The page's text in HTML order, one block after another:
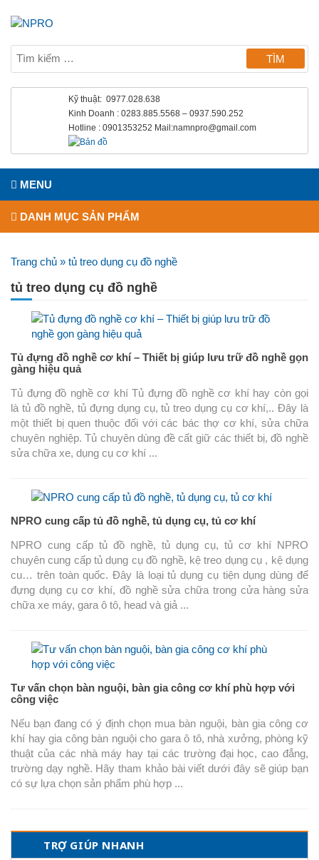
Kỹ thuật: 0977.028.638
Kinh Doanh : 0283.885.5568 – 0937.590.252
Hotline : 0901353252 Mail:namnpro@gmail.com
MENU
DANH MỤC SẢN PHẨM
Trang chủ » tủ treo dụng cụ đồ nghề
tủ treo dụng cụ đồ nghề
Tủ đựng đồ nghề cơ khí – Thiết bị giúp lưu trữ đồ nghề gọn
gàng hiệu quả
Tủ đựng đồ nghề cơ khí Tủ đựng đồ nghề cơ khí hay còn gọi
là tủ đồ nghề, tủ đựng dụng cụ, tủ treo dụng cụ cơ khí,.. Đây là
một thiết bị quen thuộc đối với các bác thợ cơ khí, sửa chữa
chuyên nghiệp. Tủ chuyên dùng đề cất giữ các thiết bị, đồ nghề
sửa chữa xe, dụng cụ cơ khí ...
NPRO cung cấp tủ đồ nghề, tủ dụng cụ, tủ cơ khí
NPRO cung cấp tủ đồ nghề, tủ dụng cụ, tủ cơ khí NPRO
chuyên cung cấp tủ dụng cụ đồ nghề, kệ treo dụng cụ , kệ dụng
cu… trên toàn quốc. Đây là loại tủ dụng cụ tiện dụng dùng để
đựng dụng cụ cơ khí, đồ nghề sửa chữa trong cửa hàng sửa
chữa xe máy, gara ô tô, head và giả ...
Tư vấn chọn bàn nguội, bàn gia công cơ khí phù hợp với
công việc
Nếu bạn đang có ý định chọn mua bàn nguội, bàn gia công cơ
khí hay gia công bàn nguội cho gara ô tô, nhà xưởng, phòng kỹ
thuật của các nhà máy hay tại các trường đại học, cao đẳng,
trường dạy nghề. Hãy tham khảo bài viết dưới đây sẽ giúp bạn
có sự lựa chọn sản phẩm phù hợp ...
TRỢ GIÚP NHANH